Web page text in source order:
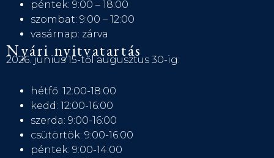
péntek: 9:00 – 18:00
szombat: 9:00 – 12:00
vasárnap: zárva
Nyári nyitvatartás
2026. június 15-től augusztus 30-ig:
hétfő: 12:00-18:00
kedd: 12:00-16:00
szerda: 9:00-16:00
csütörtök: 9:00-16:00
péntek: 9:00-14:00